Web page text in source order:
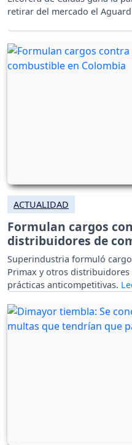
retirar del mercado el
ACTUALIDAD
Formulan cargos
distribuidores de
Superindustria formuló
Primax y otros
prácticas anticompetitivas.